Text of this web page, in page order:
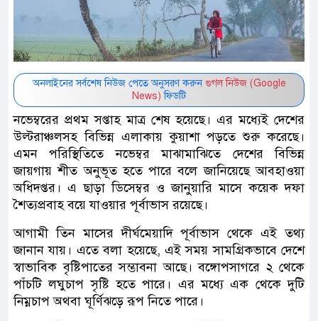
অনলাইনের সর্বশেষ নিউজ পেতে অনুসরণ করুন গুগল নিউজ (Google
News) ফিডটি
নভেম্বরের প্রথম সপ্তাহ মাত্র শেষ হয়েছে। এর মধ্যেই দেশের
উল্টরাঞ্চলসহ বিভিন্ন এলাকায় কুয়াশা পড়তে শুরু করেছে।
এমন পরিস্থিতিতে নভেম্বর মাঝামাঝিতে দেশের বিভিন্ন
জায়গায় শীত অনুভূত হতে পারে বলে জানিয়েছে আবহাওয়া
অধিদপ্তর। এ ছাড়া ডিসেম্বর ও জানুয়ারি মাসে কয়েক দফা
শৈত্যপ্রবাহ বয়ে যাওয়ার পূর্বাভাস রয়েছে।
আগামী তিন মাসের দীর্ঘমেয়াদি পূর্বাভাস থেকে এই তথ্য
জানান যায়। এতে বলা হয়েছে, এই সময় সামগ্রিকভাবে দেশে
স্বাভাবিক বৃষ্টিপাতের সম্ভাবনা আছে। বঙ্গোপসাগরে ২ থেকে
পাঁচটি লঘুচাপ সৃষ্টি হতে পারে। এর মধ্যে এক থেকে দুটি
নিম্নচাপ অথবা ঘূর্ণিঝড়ে রূপ নিতে পারে।